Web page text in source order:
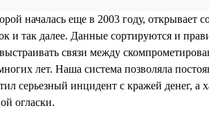
началась еще в 2003 году,
так далее. Данные сортируются и
связи между
лет. Наша система позволяла
серьезный инцидент с кражей денег,
огласки.